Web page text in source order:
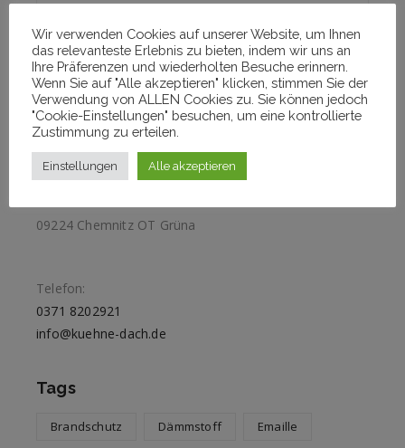
Aktuelle Projekte
Kontaktinformationen
Addresse:
09224 Chemnitz OT Grüna
Telefon:
0371 8202921
info@kuehne-dach.de
Tags
Brandschutz Dämmstoff Emaille
Wir verwenden Cookies auf unserer Website, um Ihnen
das relevanteste Erlebnis zu bieten, indem wir uns an
Ihre Präferenzen und wiederholten Besuche erinnern.
Wenn Sie auf "Alle akzeptieren" klicken, stimmen Sie der
Verwendung von ALLEN Cookies zu. Sie können jedoch
"Cookie-Einstellungen" besuchen, um eine kontrollierte
Zustimmung zu erteilen.
Einstellungen Alle akzeptieren